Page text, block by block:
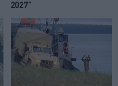
2027”